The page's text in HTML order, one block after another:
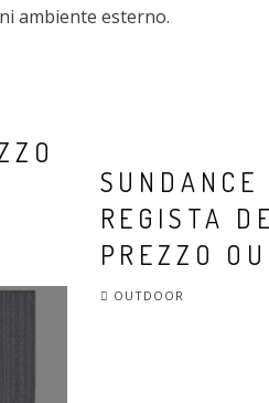
ambiente esterno.
SUNDANCE
REGISTA
PREZZO
OUTDOOR